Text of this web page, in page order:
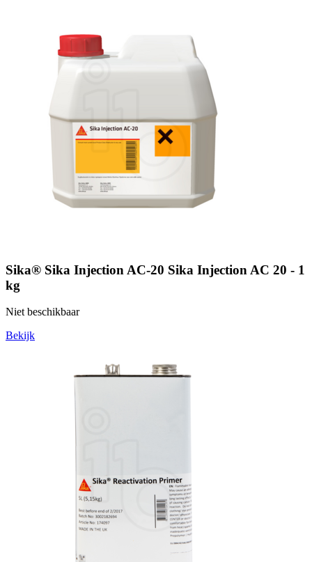
Sika® Sika Injection AC-20 Sika Injection AC 20 - 1
kg
Niet beschikbaar
Bekijk